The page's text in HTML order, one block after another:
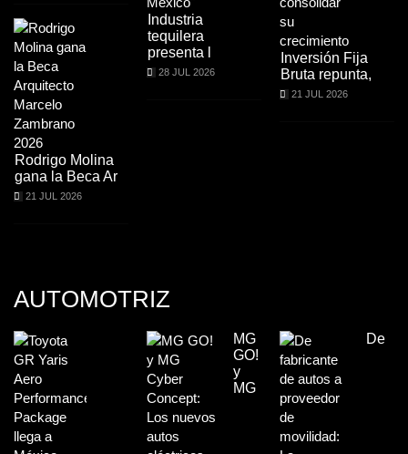
Rodrigo Molina
gana la Beca Ar
21 JUL 2026
Industria
tequilera
presenta l
28 JUL 2026
Inversión Fija
Bruta repunta,
21 JUL 2026
AUTOMOTRIZ
MG
GO!
y
MG
De